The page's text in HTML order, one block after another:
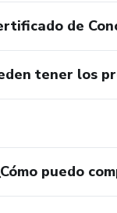
de
tener los
puedo